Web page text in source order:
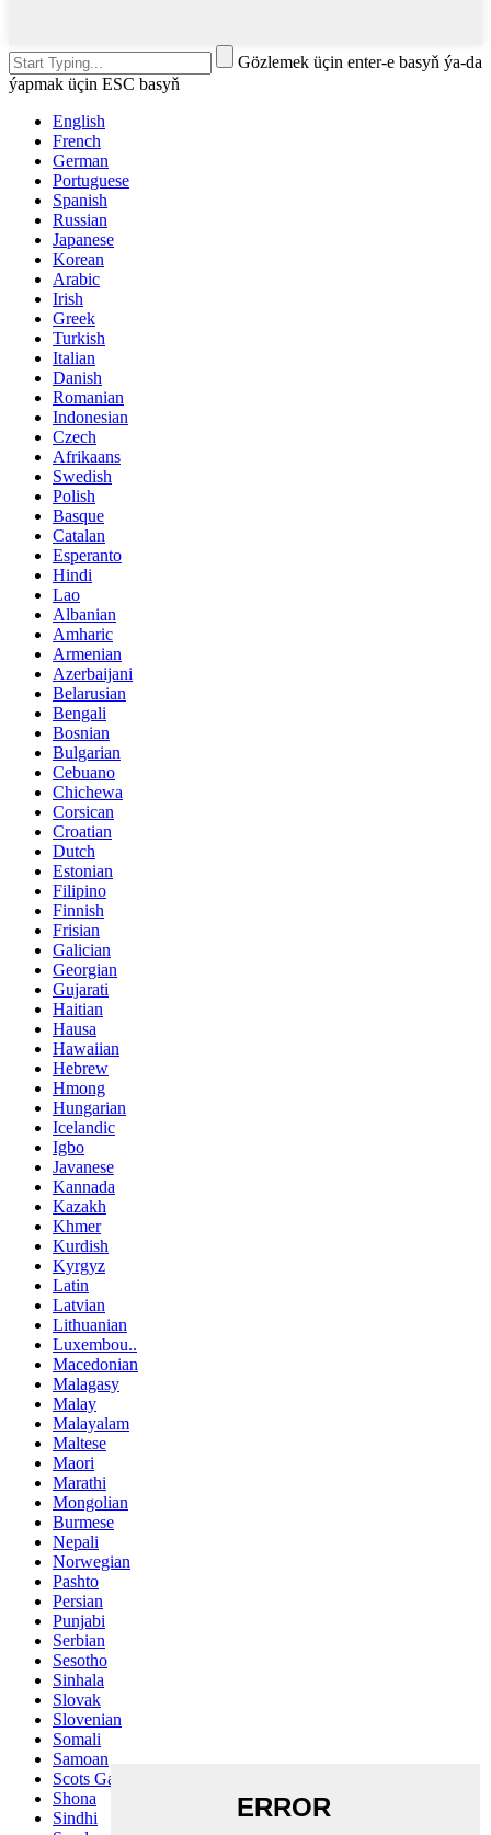
Gözlemek üçin enter-e basyň ýa-da
ýapmak üçin ESC basyň
English
French
German
Portuguese
Spanish
Russian
Japanese
Korean
Arabic
Irish
Greek
Turkish
Italian
Danish
Romanian
Indonesian
Czech
Afrikaans
Swedish
Polish
Basque
Catalan
Esperanto
Hindi
Lao
Albanian
Amharic
Armenian
Azerbaijani
Belarusian
Bengali
Bosnian
Bulgarian
Cebuano
Chichewa
Corsican
Croatian
Dutch
Estonian
Filipino
Finnish
Frisian
Galician
Georgian
Gujarati
Haitian
Hausa
Hawaiian
Hebrew
Hmong
Hungarian
Icelandic
Igbo
Javanese
Kannada
Kazakh
Khmer
Kurdish
Kyrgyz
Latin
Latvian
Lithuanian
Luxembou..
Macedonian
Malagasy
Malay
Malayalam
Maltese
Maori
Marathi
Mongolian
Burmese
Nepali
Norwegian
Pashto
Persian
Punjabi
Serbian
Sesotho
Sinhala
Slovak
Slovenian
Somali
Samoan
Scots Gaelic
Shona
Sindhi